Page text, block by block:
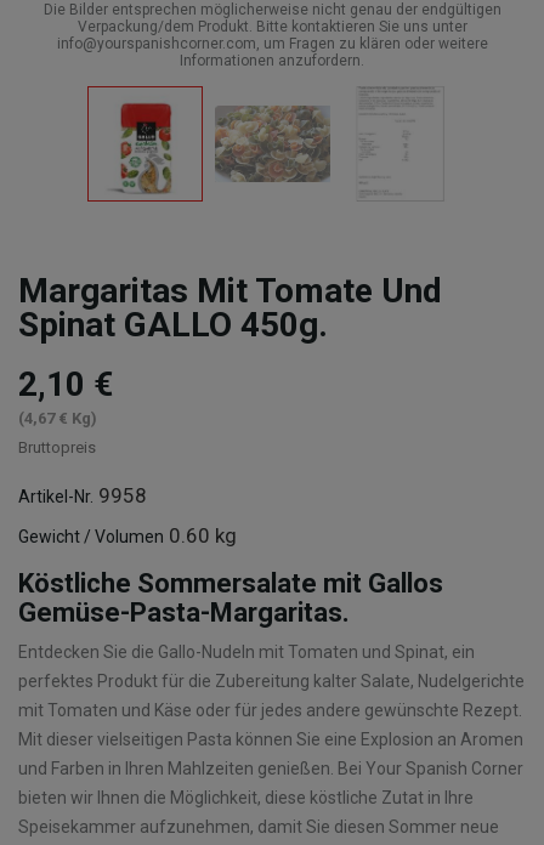
Die Bilder entsprechen möglicherweise nicht genau der endgültigen
Verpackung/dem Produkt. Bitte kontaktieren Sie uns unter
info@yourspanishcorner.com, um Fragen zu klären oder weitere
Informationen anzufordern.
Margaritas Mit Tomate Und
Spinat GALLO 450g.
2,10 €
(4,67 € Kg)
Bruttopreis
Artikel-Nr. 9958
Gewicht / Volumen 0.60 kg
Köstliche Sommersalate mit Gallos
Gemüse-Pasta-Margaritas.
Entdecken Sie die Gallo-Nudeln mit Tomaten und Spinat, ein
perfektes Produkt für die Zubereitung kalter Salate, Nudelgerichte
mit Tomaten und Käse oder für jedes andere gewünschte Rezept.
Mit dieser vielseitigen Pasta können Sie eine Explosion an Aromen
und Farben in Ihren Mahlzeiten genießen. Bei Your Spanish Corner
bieten wir Ihnen die Möglichkeit, diese köstliche Zutat in Ihre
Speisekammer aufzunehmen, damit Sie diesen Sommer neue